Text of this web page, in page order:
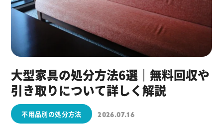
大型家具の処分方法6選｜無料回収や
引き取りについて詳しく解説
不用品別の処分方法 2026.07.16